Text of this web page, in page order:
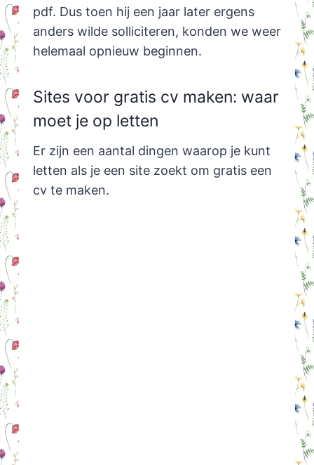
pdf. Dus toen hij een jaar later ergens
anders wilde solliciteren, konden we weer
helemaal opnieuw beginnen.
Sites voor gratis cv maken: waar
moet je op letten
Er zijn een aantal dingen waarop je kunt
letten als je een site zoekt om gratis een
cv te maken.